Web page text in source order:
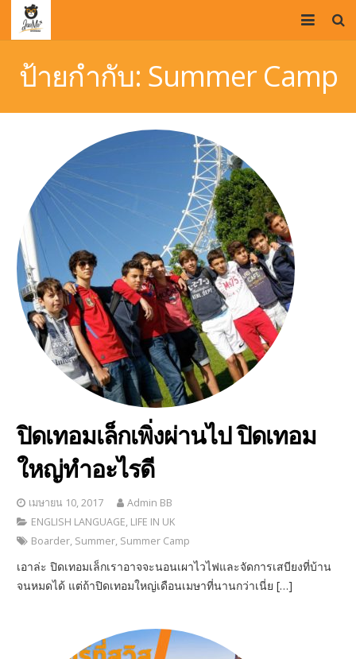
OUR TEAM
PROMOTIONS
VISA SERVICE
BLOG
CONTACT US
ป้ายกำกับ: Summer Camp
ปิดเทอมเล็กเพิ่งผ่านไป ปิดเทอม
ใหญ่ทำอะไรดี
เมษายน 10, 2017
Admin BB
ENGLISH LANGUAGE, LIFE IN UK
Boarder, Summer, Summer Camp
เอาล่ะ ปิดเทอมเล็กเราอาจจะนอนเผาไวไฟและจัดการเสบียงที่บ้าน
จนหมดได้ แต่ถ้าปิดเทอมใหญ่เดือนเมษาที่นานกว่าเนี่ย […]